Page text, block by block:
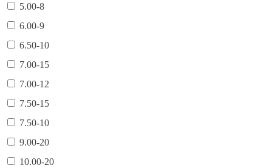
5.00-8
6.00-9
6.50-10
7.00-15
7.00-12
7.50-15
7.50-10
9.00-20
10.00-20